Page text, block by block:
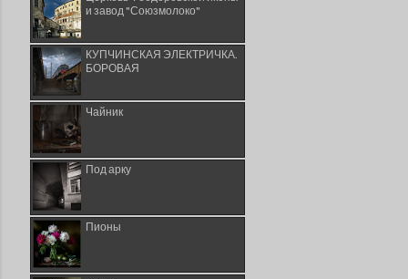
и завод "Союзмолоко"
КУПЧИНСКАЯ ЭЛЕКТРИЧКА.
БОРОВАЯ
Чайник
Под арку
Пионы